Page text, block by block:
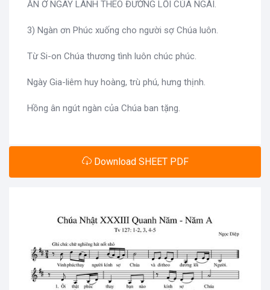
ĂN Ở NGAY LÀNH THEO ĐƯỜNG LỐI CỦA NGÀI.
3) Ngàn ơn Phúc xuống cho người sợ Chúa luôn.
Từ Si-on Chúa thương tình luôn chúc phúc.
Ngày Gia-liêm huy hoàng, trù phú, hưng thịnh.
Hồng ân ngút ngàn của Chúa ban tặng.
Download SHEET PDF